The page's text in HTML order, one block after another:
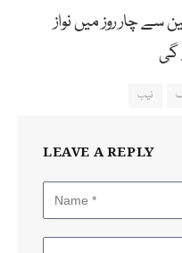
سے چار روز میں نواز
گی
نیب
LEAVE A REPLY